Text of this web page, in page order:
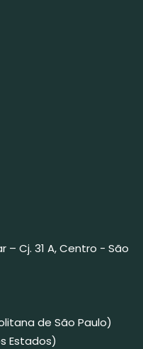
– Cj. 31 A, Centro - São
de São Paulo)
Estados)